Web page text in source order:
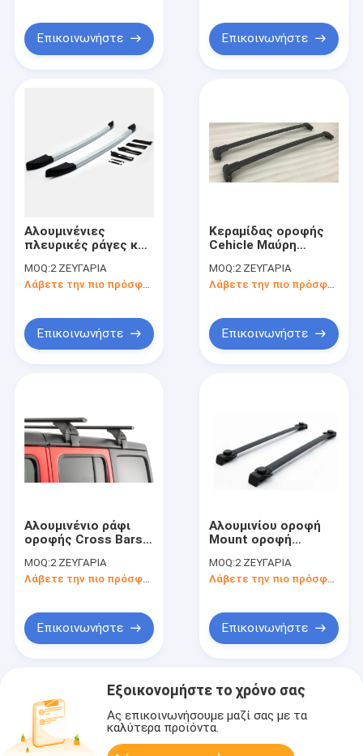
Επικοινωνήστε Επικοινωνήστε
Αλουμινένιες
πλευρικές ράγες και
ράβδοι συμβατές με
το Ford Ranger 2012-
MOQ:2 ΖΕΥΓΑΡΙΑ
Λάβετε την πιο πρόσφατη τιμή
Επικοινωνήστε
Κεραμίδας οροφής
Cehicle Μαύρη
Σταυροδέματα
οροφής για Ford
MOQ:2 ΖΕΥΓΑΡΙΑ
Επικοινωνήστε
Αλουμινένιο ράφι
οροφής Cross Bars
οροφής αποσκευών
για Wrangler
MOQ:2 ΖΕΥΓΑΡΙΑ
Λάβετε την πιο πρόσφατη τιμή
Επικοινωνήστε
Αλουμινίου οροφή
Mount οροφή
αποσκευών
αποθήκευση οροφής
MOQ:2 ΖΕΥΓΑΡΙΑ
Επικοινωνήστε
Εξοικονομήστε το χρόνο σας
Ας επικοινωνήσουμε μαζί σας με τα
καλύτερα προϊόντα.